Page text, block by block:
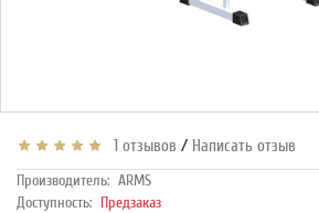
1 отзывов / Написать отзыв
Производитель: ARMS
Доступность: Предзаказ